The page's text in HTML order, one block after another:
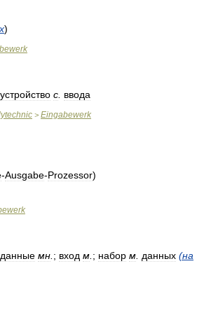
)
устройство с ввода
> Eingabewerk
-Ausgabe-Prozessor)
данные мн ; вход м ; набор м данных (на